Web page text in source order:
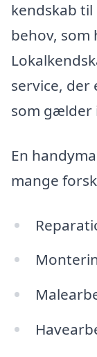
kendskab
behov, som
service, der
som gælder
En
mange